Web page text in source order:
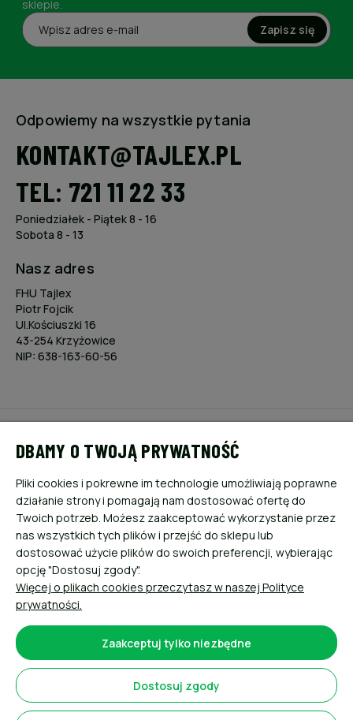
sklepie.
Zapisz się
Odpowiemy na wszystkie pytania
KONTAKT@TAJLEX.PL
TEL: 721 11 22 33
Poniedziałek - Piątek 8 - 16
Sobota 8 - 13
Nasz adres
FHU Tajlex
Piotr Fojcik
Ul.Kościuszki 16
43-254 Krzyżowice
NIP: 638-163-60-56
PŁATNOŚCI I DOSTAWA
INFORMACJE
O NAS
DBAMY O TWOJĄ PRYWATNOŚĆ
Pliki cookies i pokrewne im technologie umożliwiają poprawne
działanie strony i pomagają nam dostosować ofertę do
Twoich potrzeb. Możesz zaakceptować wykorzystanie przez
nas wszystkich tych plików i przejść do sklepu lub
dostosować użycie plików do swoich preferencji, wybierając
opcję "Dostosuj zgody".
Więcej o plikach cookies przeczytasz w naszej Polityce
prywatności.
Zaakceptuj tylko niezbędne
Dostosuj zgody